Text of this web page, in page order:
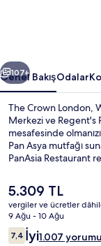
Sonraki
107+
Genel BakışOdalar
The Crown London,
Merkezi ve Regent's
mesafesinde
Pan Asya mutfağı
PanAsia Restaurant
yardıma hazır
iyi yorumlarda
Willesden Green
mesafesindedir.
Şu
anki
fiyat
5.309 TL
5.309 TL
vergiler ve ücretler
9 Ağu - 10 Ağu
Yorumlar
7,47,4/10
İyi1.007